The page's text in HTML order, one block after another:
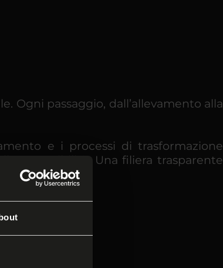
Ogni passaggio, dall’allevamento alla
e i processi di trasformazione
sostenibilità. Una filiera trasparente